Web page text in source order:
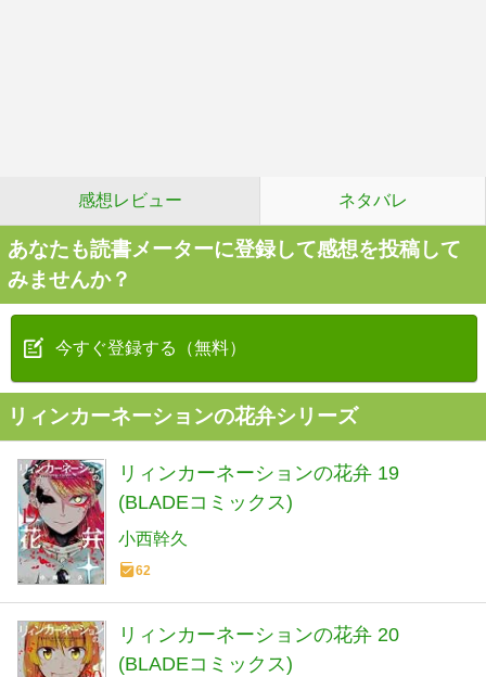
感想レビュー ネタバレ
あなたも読書メーターに登録して感想を投稿して
みませんか？
今すぐ登録する（無料）
リィンカーネーションの花弁シリーズ
リィンカーネーションの花弁 19
(BLADEコミックス)
小西幹久
62
リィンカーネーションの花弁 20
(BLADEコミックス)